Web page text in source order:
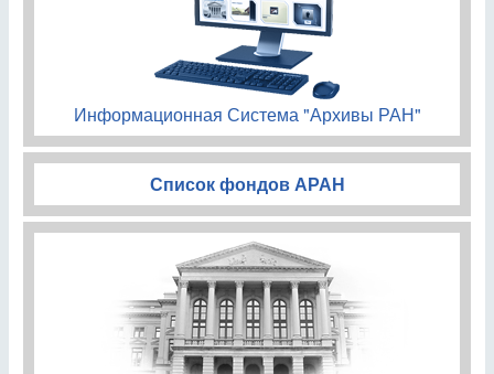
Информационная Система "Архивы РАН"
Список фондов АРАН